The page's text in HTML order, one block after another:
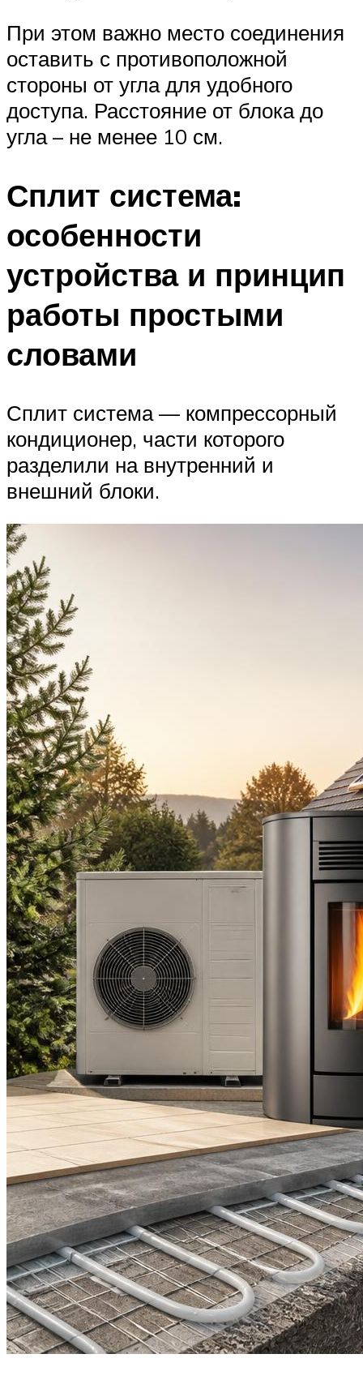
При этом важно место соединения
оставить с противоположной
стороны от угла для удобного
доступа. Расстояние от блока до
угла – не менее 10 см.
Сплит система:
особенности
устройства и принцип
работы простыми
словами
Сплит система — компрессорный
кондиционер, части которого
разделили на внутренний и
внешний блоки.